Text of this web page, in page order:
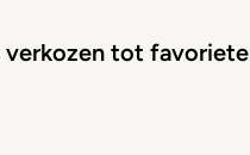
verkozen tot favoriete